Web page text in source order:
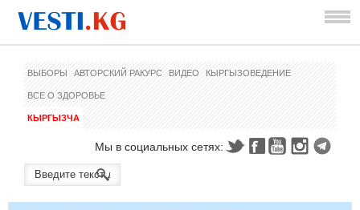
ВЫБОРЫ АВТОРСКИЙ РАКУРС ВИДЕО КЫРГЫЗОВЕДЕНИЕ
ВСЕ О ЗДОРОВЬЕ
КЫРГЫЗЧА
Мы в социальных сетях: